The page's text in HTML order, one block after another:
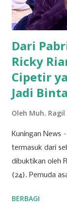
mahasiswa
“Alhamdulillah
struktur DPC ke
Dari
Ricky
Cipetir
Jadi
Oleh Muh.
Kuningan News
termasuk dari
dibuktikan oleh
(24). Pemuda
ketatnya
BERBAGI